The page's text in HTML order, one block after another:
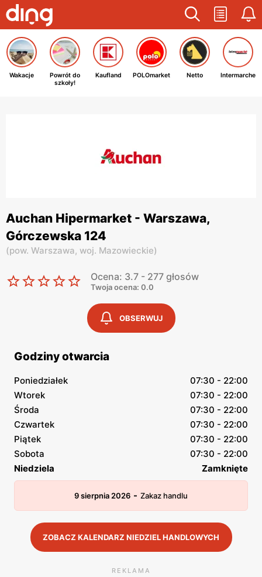
Wakacje
Powrót do
szkoły!
Kaufland POLOmarket Netto Intermarche
Auchan Hipermarket - Warszawa,
Górczewska 124
(pow. Warszawa, woj. Mazowieckie)
Ocena: 3.7 - 277 głosów
Twoja ocena: 0.0
OBSERWUJ
Godziny otwarcia
Poniedziałek
07:30 - 22:00
Wtorek
07:30 - 22:00
Środa
07:30 - 22:00
Czwartek
07:30 - 22:00
Piątek
07:30 - 22:00
Sobota
07:30 - 22:00
Niedziela
Zamknięte
9 sierpnia 2026 - Zakaz handlu
ZOBACZ KALENDARZ NIEDZIEL HANDLOWYCH
REKLAMA